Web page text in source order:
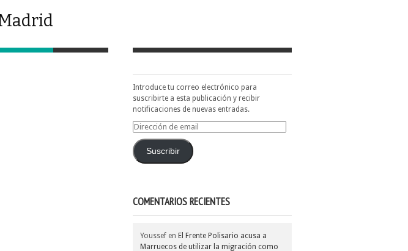
Introduce tu correo electrónico para
suscribirte a esta publicación y recibir
notificaciones de nuevas entradas.
Dirección
emailSuscribir
COMENTARIOS RECIENTES
Youssef en El Frente Polisario acusa a
Marruecos de utilizar la migración como